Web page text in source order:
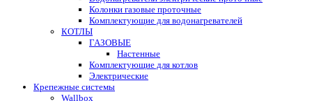
Колонки газовые проточные
Комплектующие для водонагревателей
КОТЛЫ
ГАЗОВЫЕ
Настенные
Комплектующие для котлов
Электрические
Крепежные системы
Wallbox